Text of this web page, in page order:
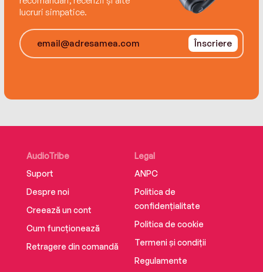
lucruri simpatice.
Înscriere
AudioTribe
Suport
Despre noi
Creează un cont
Cum funcționează
Retragere din comandă
Legal
ANPC
Politica de
confidențialitate
Politica de cookie
Termeni și condiții
Regulamente